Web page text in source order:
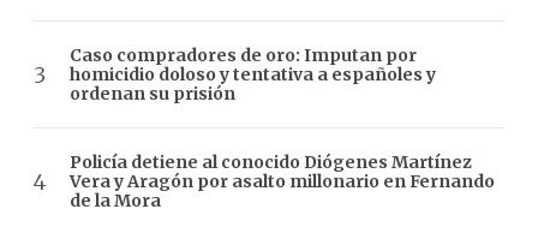
Caso compradores de oro: Imputan por
homicidio doloso y tentativa a españoles y
ordenan su prisión
Policía detiene al conocido Diógenes Martínez
Vera y Aragón por asalto millonario en Fernando
de la Mora